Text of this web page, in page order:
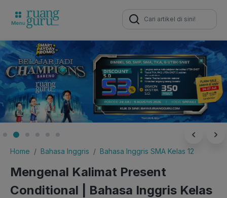
Search
for:
Home Bahasa Inggris Bahasa Inggris SMA Kelas 12
Mengenal Kalimat Present
Conditional | Bahasa Inggris Kelas